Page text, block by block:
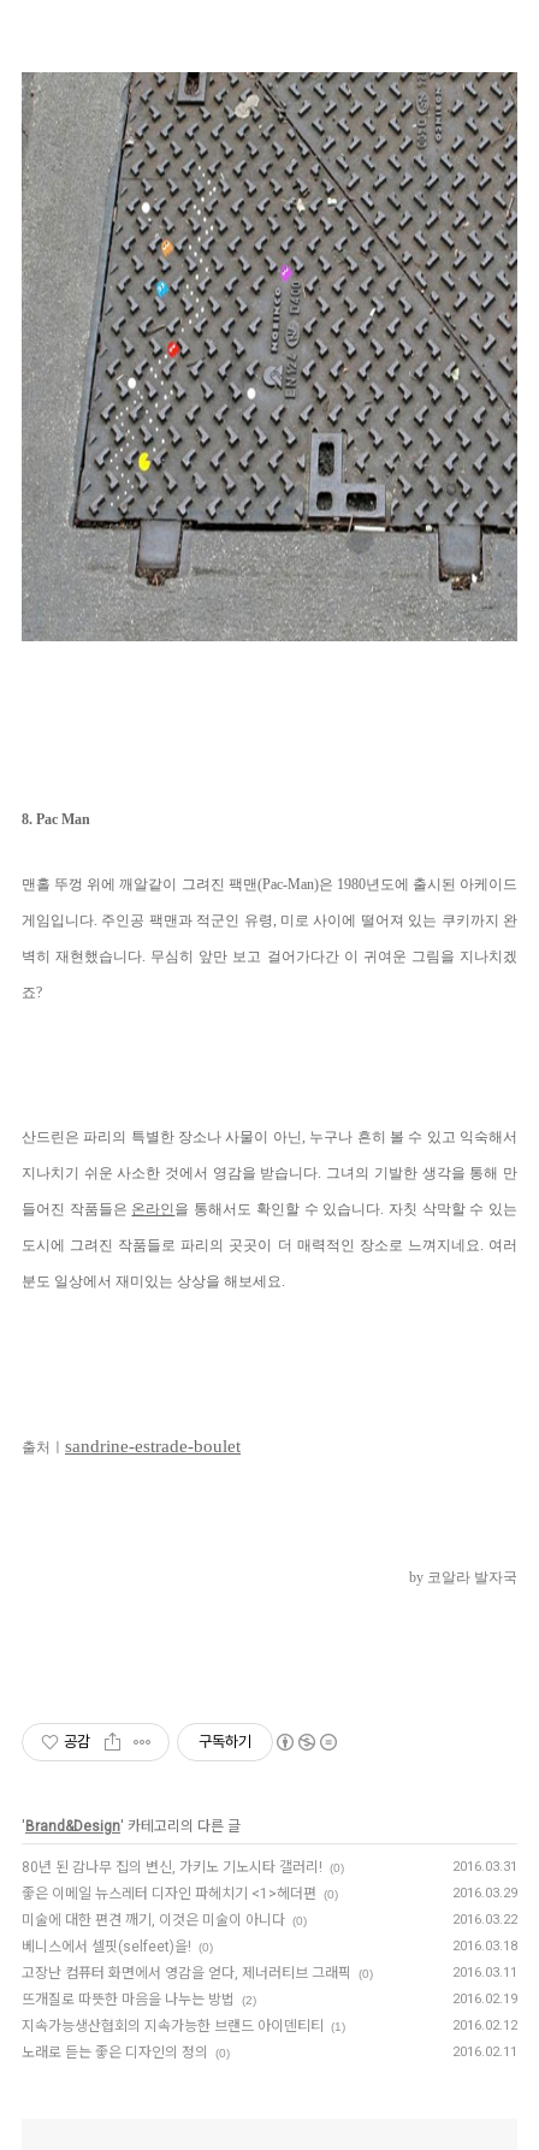
8. Pac Man
맨홀 뚜껑 위에 깨알같이 그려진 팩맨(Pac-Man)은 1980년도에 출시된 아케이드
게임입니다. 주인공 팩맨과 적군인 유령, 미로 사이에 떨어져 있는 쿠키까지 완
벽히 재현했습니다. 무심히 앞만 보고 걸어가다간 이 귀여운 그림을 지나치겠
죠?
산드린은 파리의 특별한 장소나 사물이 아닌, 누구나 흔히 볼 수 있고 익숙해서
지나치기 쉬운 사소한 것에서 영감을 받습니다. 그녀의 기발한 생각을 통해 만
들어진 작품들은 온라인 을 통해서도 확인할 수 있습니다. 자칫 삭막할 수 있는
도시에 그려진 작품들로 파리의 곳곳이 더 매력적인 장소로 느껴지네요. 여러
분도 일상에서 재미있는 상상을 해보세요.
출처ㅣ sandrine-estrade-boulet
by 코알라 발자국
공감 구독하기
' Brand&Design' 카테고리의 다른 글
80년 된 감나무 집의 변신, 가키노 기노시타 갤러리! (0) 2016.03.31
좋은 이메일 뉴스레터 디자인 파헤치기 <1>헤더편 (0) 2016.03.29
미술에 대한 편견 깨기, 이것은 미술이 아니다 (0) 2016.03.22
베니스에서 셀핏(selfeet)을! (0) 2016.03.18
고장난 컴퓨터 화면에서 영감을 얻다, 제너러티브 그래픽 (0) 2016.03.11
뜨개질로 따뜻한 마음을 나누는 방법 (2) 2016.02.19
지속가능생산협회의 지속가능한 브랜드 아이덴티티 (1) 2016.02.12
노래로 듣는 좋은 디자인의 정의 (0) 2016.02.11